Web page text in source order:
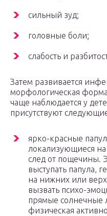
сильный зуд;
головные боли;
слабость и
Затем развивается
морфологическая
чаще наблюдается у
присутствуют
ярко-красные
локализующиеся
след от пощечины.
выступать папула,
на нижних или
вызвать психо-
прямые солнечные
физическая